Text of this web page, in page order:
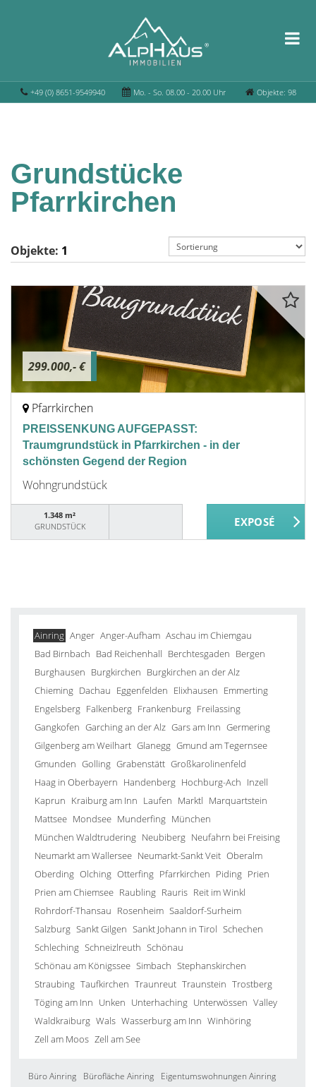
+49 (0) 8651-9549940 Mo. - So. 08.00 - 20.00 Uhr Objekte: 98
Grundstücke
Pfarrkirchen
Objekte: 1
299.000,- €
Pfarrkirchen
PREISSENKUNG AUFGEPASST:
Traumgrundstück in Pfarrkirchen - in der
schönsten Gegend der Region
Wohngrundstück
1.348 m²
GRUNDSTÜCK
Ainring Anger Anger-Aufham Aschau im Chiemgau
Bad Birnbach Bad Reichenhall Berchtesgaden Bergen
Burghausen Burgkirchen Burgkirchen an der Alz
Chieming Dachau Eggenfelden Elixhausen Emmerting
Engelsberg Falkenberg Frankenburg Freilassing
Gangkofen Garching an der Alz Gars am Inn Germering
Gilgenberg am Weilhart Glanegg Gmund am Tegernsee
Gmunden Golling Grabenstätt Großkarolinenfeld
Haag in Oberbayern Handenberg Hochburg-Ach Inzell
Kaprun Kraiburg am Inn Laufen Marktl Marquartstein
Mattsee Mondsee Munderfing München
München Waldtrudering Neubiberg Neufahrn bei Freising
Neumarkt am Wallersee Neumarkt-Sankt Veit Oberalm
Oberding Olching Otterfing Pfarrkirchen Piding Prien
Prien am Chiemsee Raubling Rauris Reit im Winkl
Rohrdorf-Thansau Rosenheim Saaldorf-Surheim
Salzburg Sankt Gilgen Sankt Johann in Tirol Schechen
Schleching Schneizlreuth Schönau
Schönau am Königssee Simbach Stephanskirchen
Straubing Taufkirchen Traunreut Traunstein Trostberg
Töging am Inn Unken Unterhaching Unterwössen Valley
Waldkraiburg Wals Wasserburg am Inn Winhöring
Zell am Moos Zell am See
Büro Ainring Bürofläche Ainring
Eigentumswohnungen Ainring